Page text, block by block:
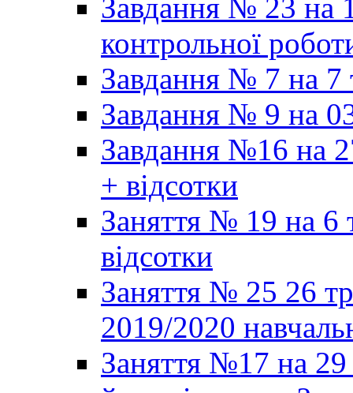
Завдання № 23 на
контрольної
Завдання № 7 на 7
Завдання № 9 на
Завдання №16 на
+ відсотки
Заняття № 19 на 6
відсотки
Заняття № 25 26
2019/2020
Заняття №17 на 29